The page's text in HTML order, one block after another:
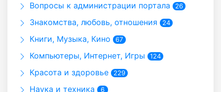
Вопросы к администрации портала 26
Знакомства, любовь, отношения 24
Книги, Музыка, Кино 67
Компьютеры, Интернет, Игры 124
Красота и здоровье 229
Наука и техника 6